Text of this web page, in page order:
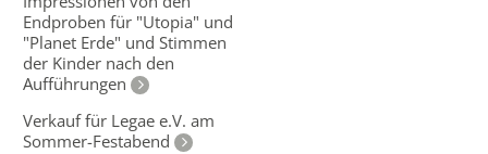
Endproben für "Utopia" und
"Planet Erde" und Stimmen
der Kinder nach den
Aufführungen
Verkauf für Legae e.V. am
Sommer-Festabend